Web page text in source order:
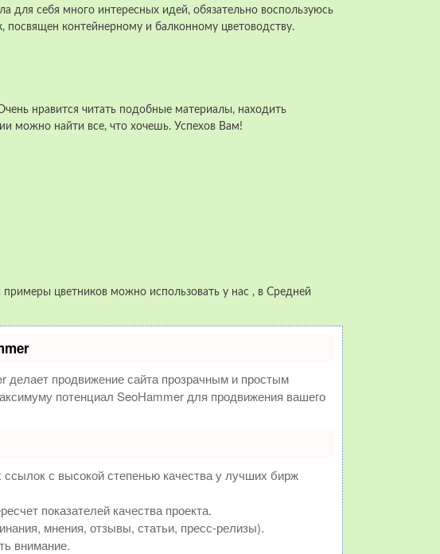
для себя много интересных идей, обязательно воспользуюсь
контейнерному и балконному цветоводству.
нравится читать подобные материалы, находить
можно найти все, что хочешь. Успехов Вам!
цветников можно использовать у нас , в Средней
делает продвижение сайта прозрачным и простым
потенциал SeoHammer для продвижения вашего
с высокой степенью качества у лучших бирж
показателей качества проекта.
мнения, отзывы, статьи, пресс-релизы).
внимание.